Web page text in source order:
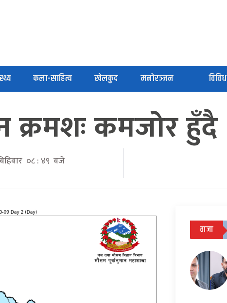
कला-साहित्य खेलकुद मनोरञ्जन विविध
कमजोर हुँदै
०८ : ४९ बजे
ताजा